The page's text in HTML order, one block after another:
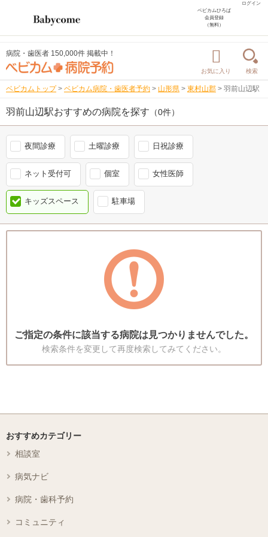
ログイン
ベビカムひろば
会員登録
（無料）
病院・歯医者 150,000件 掲載中！
お気に入り 検索
ベビカムトップ > ベビカム病院・歯医者予約 > 山形県 > 東村山郡 > 羽前山辺駅
羽前山辺駅おすすめの病院を探す （0件）
夜間診療 土曜診療 日祝診療
ネット受付可 個室 女性医師
キッズスペース 駐車場
ご指定の条件に該当する病院は見つかりませんでした。
検索条件を変更して再度検索してみてください。
おすすめカテゴリー
相談室
病気ナビ
病院・歯科予約
コミュニティ